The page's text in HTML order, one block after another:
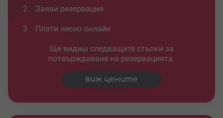
2. Заяви резервация
3. Плати лесно онлайн
Ще видиш следващите стъпки за
потвърждаване на резервацията.
виж цените